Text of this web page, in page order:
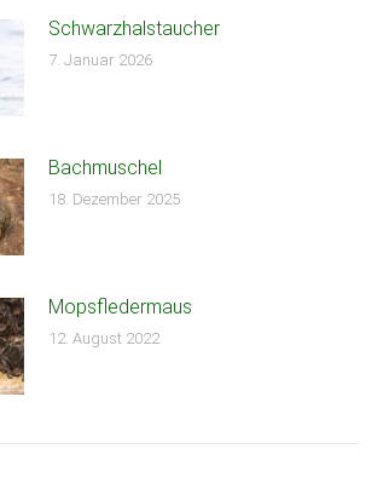
Schwarzhalstaucher
7. Januar 2026
Bachmuschel
18. Dezember 2025
Mopsfledermaus
12. August 2022